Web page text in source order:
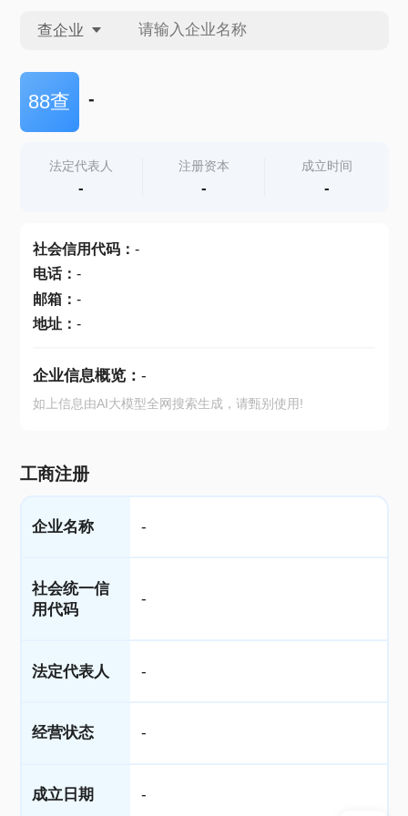
查企业
查企业
查产地
88查 -
法定代表人
-
注册资本
-
成立时间
-
社会信用代码： -
电话： -
邮箱： -
地址： -
企业信息概览： -
如上信息由AI大模型全网搜索生成，请甄别使用!
工商注册
企业名称 -
社会统一信
用代码
-
法定代表人 -
经营状态 -
成立日期 -